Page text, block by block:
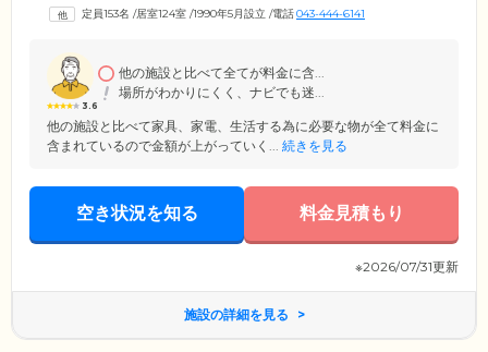
です。また、館内の医務室ではホームドクターが週に1度、定期診療を実
定員153名 /居室124室 /1990年5月設立 /電話043-444-6141
3.6
他の施設と比べて全てが料金に含...
場所がわかりにくく、ナビでも迷...
他の施設と比べて家具、家電、生活する為に必要な物が全て料金に
含まれているので金額が上がっていく... 続きを見る
空き状況を知る 料金見積もり
※2026/07/31更新
施設の詳細を見る